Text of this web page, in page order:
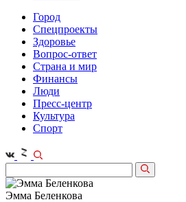
Город
Спецпроекты
Здоровье
Вопрос-ответ
Страна и мир
Финансы
Люди
Пресс-центр
Культура
Спорт
Эмма Беленкова